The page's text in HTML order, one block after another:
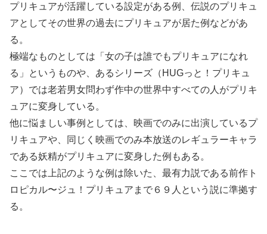
プリキュアが活躍している設定がある例、伝説のプリキュ
アとしてその世界の過去にプリキュアが居た例などがあ
る。
極端なものとしては「女の子は誰でもプリキュアになれ
る」というものや、あるシリーズ（HUGっと！プリキュ
ア）では老若男女問わず作中の世界中すべての人がプリキ
ュアに変身している。
他に悩ましい事例としては、映画でのみに出演しているプ
リキュアや、同じく映画でのみ本放送のレギュラーキャラ
である妖精がプリキュアに変身した例もある。
ここでは上記のような例は除いた、最有力説である前作ト
ロピカル〜ジュ！プリキュアまで６９人という説に準拠す
る。